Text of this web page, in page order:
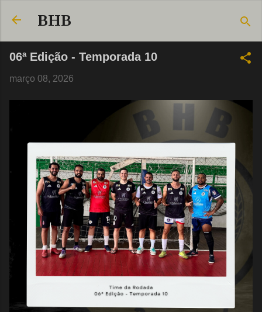
Pular para o conteúdo principal
BHB
06ª Edição - Temporada 10
março 08, 2026